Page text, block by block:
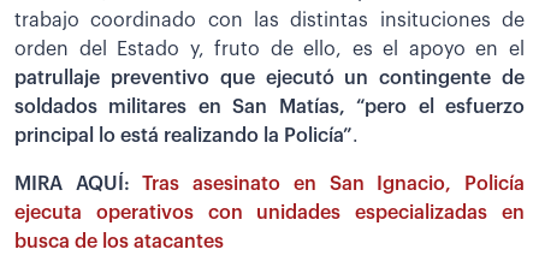
trabajo coordinado con las distintas insituciones de
orden del Estado y, fruto de ello, es el apoyo en el
patrullaje preventivo que ejecutó un contingente de
soldados militares en San Matías, “pero el esfuerzo
principal lo está realizando la Policía”.
MIRA AQUÍ:Tras asesinato en San Ignacio, Policía
ejecuta operativos con unidades especializadas en
busca de los atacantes